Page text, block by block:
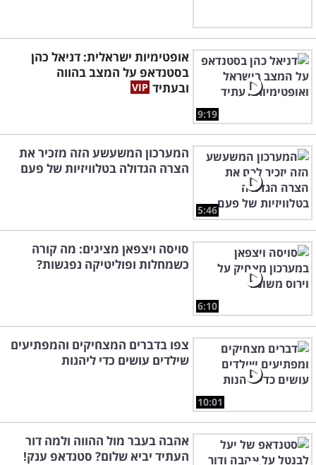
9:19
אופטימיות ישראלית: דניאל כהן
בסטנדאפ על המצב בהווה
ובעתיד
5:46
המערכון המשעשע הזה מזכיר את
הצרה הגדולה בטלוויזיות של פעם
6:10
סויסה ויצפאן מציגים: מה קורה
כשמחלות ופוליטיקה נפגשות?
10:01
צפו בדברים המצחיקים והמפתיעים
שילדים עושים כדי ליהנות
אהבה בעבר מול ההווה ולמה דור
העתיד יביא שלום? סטנדאפ ענק!